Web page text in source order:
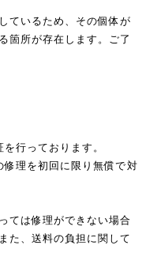
ているため、その個体が
箇所が存在します。ご了
行っております。
理を初回に限り無償で対
ては修理ができない場合
た、送料の負担に関して